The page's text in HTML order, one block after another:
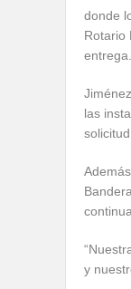
donde
Rotario
entrega.
las
y